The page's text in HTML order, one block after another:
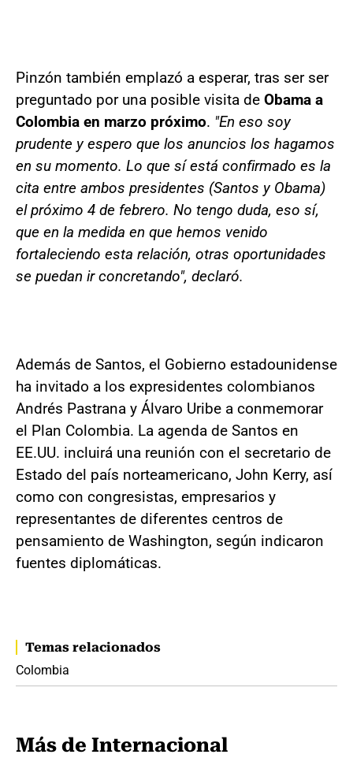
Pinzón también emplazó a esperar, tras ser ser
preguntado por una posible visita de Obama a
Colombia en marzo próximo. "En eso soy
prudente y espero que los anuncios los hagamos
en su momento. Lo que sí está confirmado es la
cita entre ambos presidentes (Santos y Obama)
el próximo 4 de febrero. No tengo duda, eso sí,
que en la medida en que hemos venido
fortaleciendo esta relación, otras oportunidades
se puedan ir concretando", declaró.
Además de Santos, el Gobierno estadounidense
ha invitado a los expresidentes colombianos
Andrés Pastrana y Álvaro Uribe a conmemorar
el Plan Colombia. La agenda de Santos en
EE.UU. incluirá una reunión con el secretario de
Estado del país norteamericano, John Kerry, así
como con congresistas, empresarios y
representantes de diferentes centros de
pensamiento de Washington, según indicaron
fuentes diplomáticas.
Temas relacionados
Colombia
Más de Internacional